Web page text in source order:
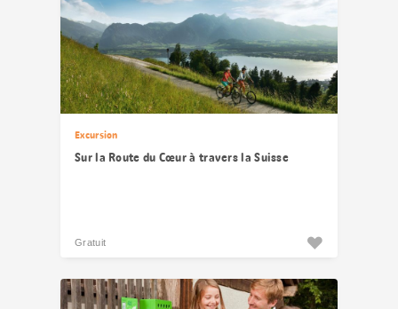
Excursion
Sur la Route du Cœur à travers la Suisse
Gratuit